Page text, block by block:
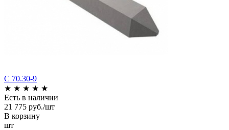
С 70.30-9
★ ★ ★ ★ ★
Есть в наличии
21 775 руб./шт
В корзину
шт